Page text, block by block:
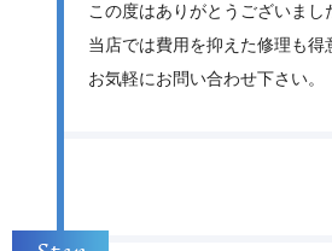
この度はありがとうございまし
当店では費用を抑えた修理も得
お気軽にお問い合わせ下さい。